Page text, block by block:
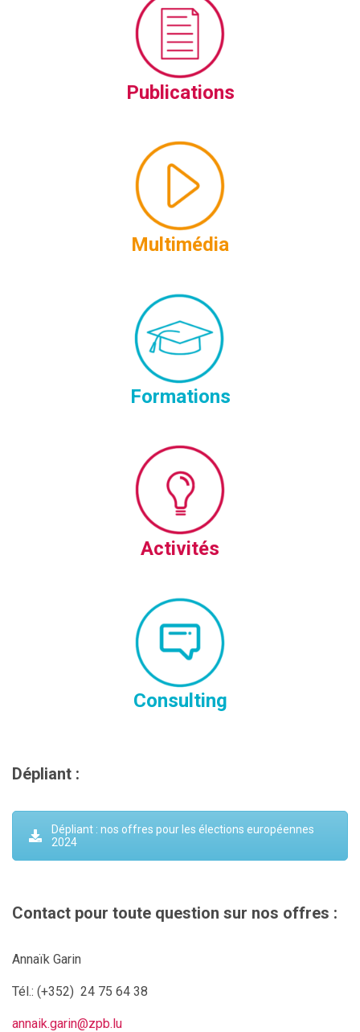
Publications
Multimédia
Formations
Activités
Consulting
Dépliant :
Dépliant : nos offres pour les élections européennes
2024
Contact pour toute question sur nos offres :
Annaïk Garin
Tél.: (+352) 24 75 64 38
annaik.garin@zpb.lu